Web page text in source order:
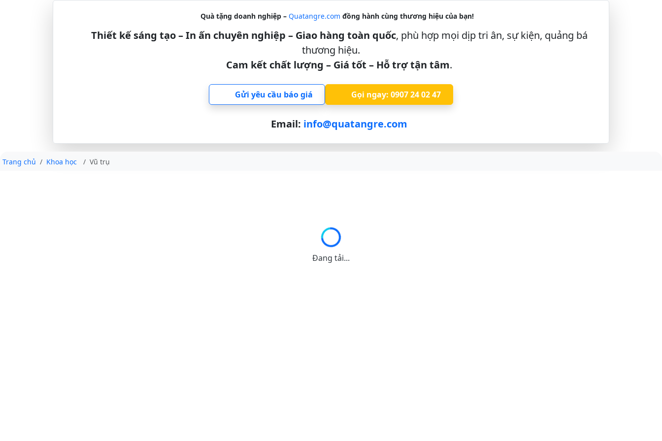
Quà tặng doanh nghiệp –Quatangre.com đồng hành cùng thương hiệu của bạn!
Thiết kế sáng tạo – In ấn chuyên nghiệp – Giao hàng toàn quốc, phù hợp mọi dịp tri ân, sự kiện, quảng bá
thương hiệu.
Cam kết chất lượng – Giá tốt – Hỗ trợ tận tâm.
Gửi yêu cầu báo giá Gọi ngay: 0907 24 02 47
Email: info@quatangre.com
Trang chủ Khoa học Vũ trụ
Đang tải...